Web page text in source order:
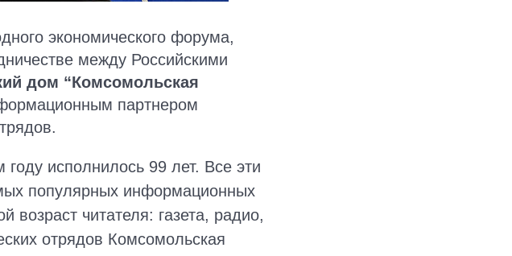
экономического форума,
между Российскими
дом “Комсомольская
партнером
исполнилось 99 лет. Все эти
популярных информационных
возраст читателя: газета, радио,
отрядов Комсомольская